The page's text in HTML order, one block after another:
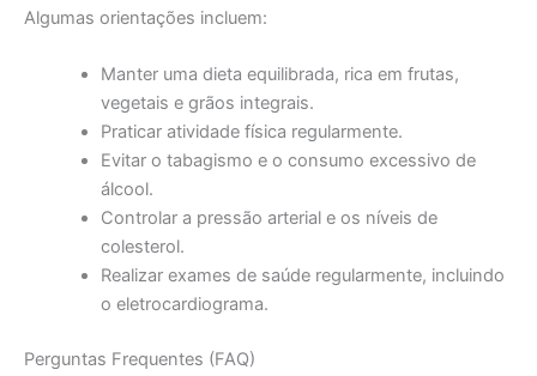
Algumas orientações incluem:
Manter uma dieta equilibrada, rica em frutas,
vegetais e grãos integrais.
Praticar atividade física regularmente.
Evitar o tabagismo e o consumo excessivo de
álcool.
Controlar a pressão arterial e os níveis de
colesterol.
Realizar exames de saúde regularmente, incluindo
o eletrocardiograma.
Perguntas Frequentes (FAQ)